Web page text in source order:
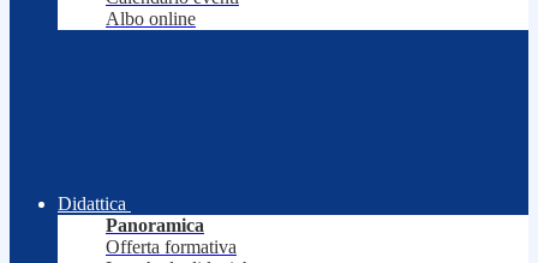
Albo online
Didattica
Panoramica
Offerta formativa